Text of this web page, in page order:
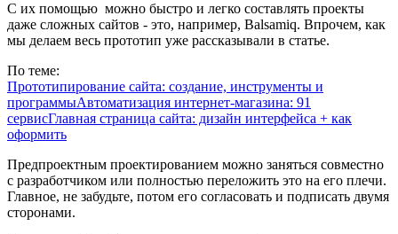
С их помощью можно быстро и легко составлять проекты
даже сложных сайтов - это, например, Balsamiq. Впрочем, как
мы делаем весь прототип уже рассказывали в статье.
По теме:
Прототипирование сайта: создание, инструменты и
программыАвтоматизация интернет-магазина: 91
сервисГлавная страница сайта: дизайн интерфейса + как
оформить
Предпроектным проектированием можно заняться совместно
с разработчиком или полностью переложить это на его плечи.
Главное, не забудьте, потом его согласовать и подписать двумя
сторонами.